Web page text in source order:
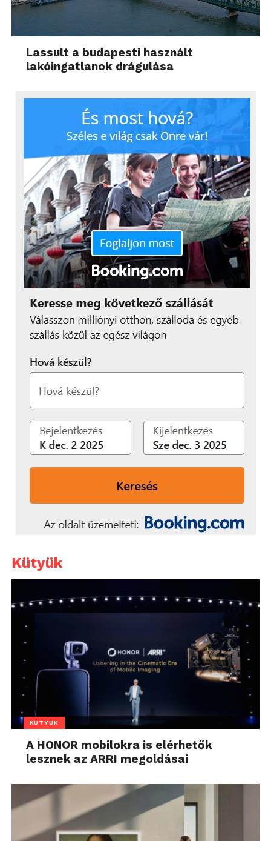
Lassult a budapesti használt
lakóingatlanok drágulása
Kütyük
KÜTYÜK
A HONOR mobilokra is elérhetők
lesznek az ARRI megoldásai